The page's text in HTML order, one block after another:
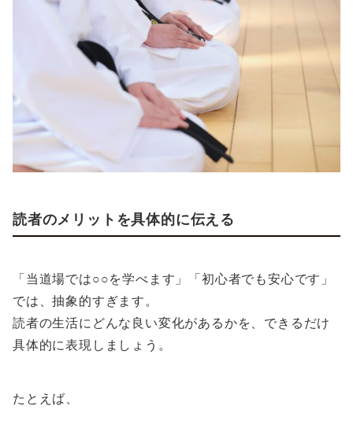
読者のメリットを具体的に伝える
「当道場では○○を学べます」「初心者でも安心です」
では、抽象的すぎます。
読者の生活にどんな良い変化があるかを、できるだけ
具体的に表現しましょう。
たとえば、